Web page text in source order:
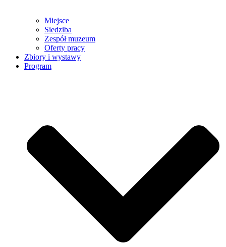
Miejsce
Siedziba
Zespół muzeum
Oferty pracy
Zbiory i wystawy
Program